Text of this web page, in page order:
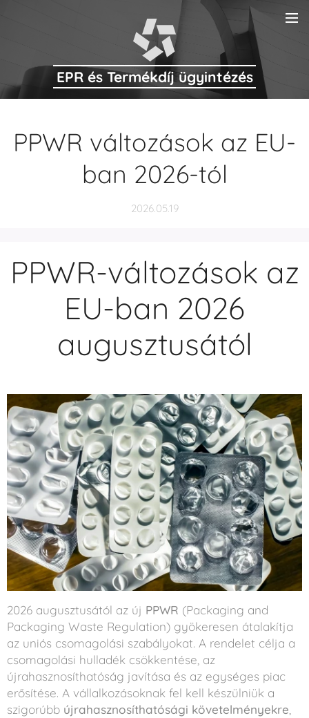
EPR és Termékdíj ügyintézés
PPWR változások az EU-
ban 2026-tól
2026.05.19
PPWR-változások az
EU-ban 2026
augusztusától
2026 augusztusától az új PPWR (Packaging and
Packaging Waste Regulation) gyökeresen átalakítja
az uniós csomagolási szabályokat. A rendelet célja a
csomagolási hulladék csökkentése, az
újrahasznosíthatóság javítása és az egységes piac
erősítése. A vállalkozásoknak fel kell készülniük a
szigorúbb újrahasznosíthatósági követelményekre,